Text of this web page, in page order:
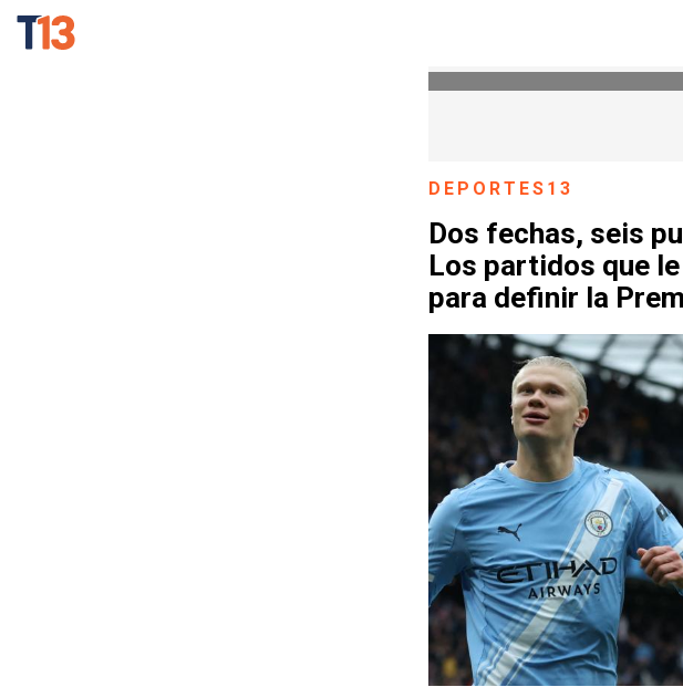
DEPORTES13
Dos fechas, seis
Los partidos que
para definir la